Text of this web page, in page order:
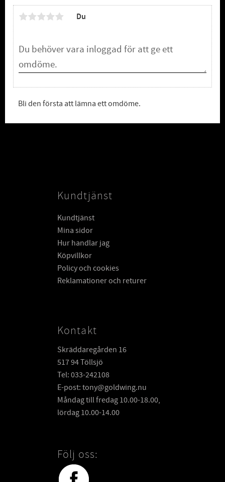
Du
Bli den första att lämna ett omdöme.
Kundtjänst
Kundtjänst
Mina sidor
Hur handlar jag
Köpvillkor
Policy och cookies
Reklamationer och returer
Kontakt
Skräddaregården 16
517 94 Töllsjö
Tel: 033-242108
E-post: tony@goldwing.nu
Måndag till fredag 10.00-18.00,
lördag 10.00-14.00
Följ oss: